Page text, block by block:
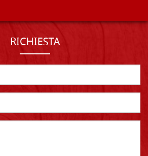
RICHIESTA